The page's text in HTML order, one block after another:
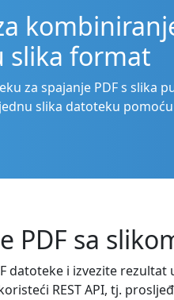
slika format
za spajanje PDF s slika
slika datoteku pomoću
PDF sa
datoteke i izvezite
REST API, tj.